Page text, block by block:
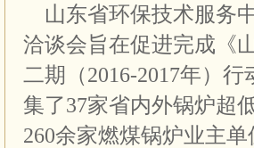
山东省环保技术服务
洽谈会旨在促进完成《
二期（2016-2017年）
集了37家省内外锅炉超
260余家燃煤锅炉业主